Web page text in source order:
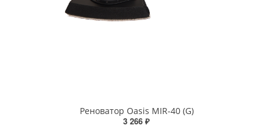
Реноватор Oasis MIR-40 (G)
3 266 ₽